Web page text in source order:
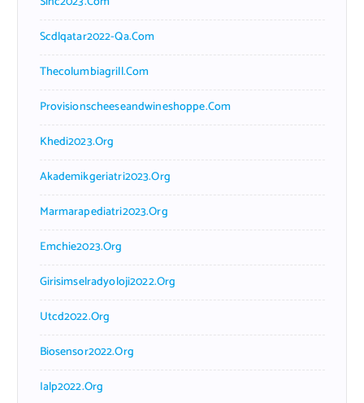
Scdlqatar2022-Qa.com
Thecolumbiagrill.com
Provisionscheeseandwineshoppe.com
Khedi2023.org
Akademikgeriatri2023.org
Marmarapediatri2023.org
Emchie2023.org
Girisimselradyoloji2022.org
Utcd2022.org
Biosensor2022.org
Ialp2022.org